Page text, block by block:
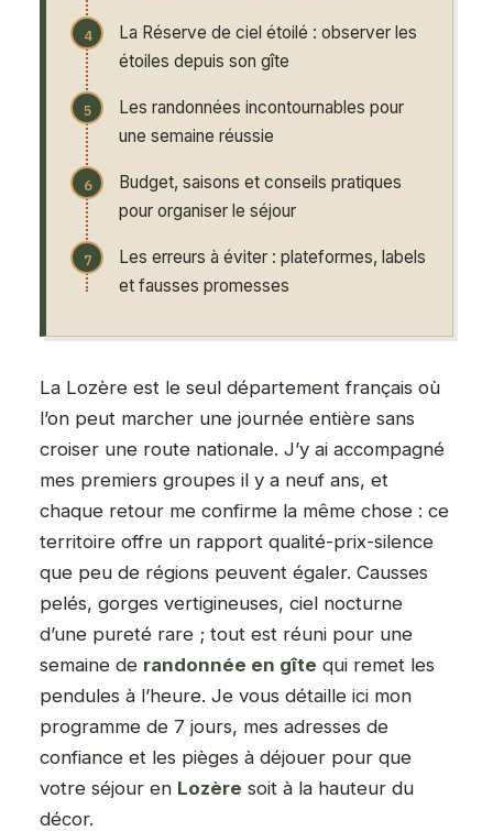
La Réserve de ciel étoilé : observer les
étoiles depuis son gîte
Les randonnées incontournables pour
une semaine réussie
Budget, saisons et conseils pratiques
pour organiser le séjour
Les erreurs à éviter : plateformes, labels
et fausses promesses
La Lozère est le seul département français où
l’on peut marcher une journée entière sans
croiser une route nationale. J’y ai accompagné
mes premiers groupes il y a neuf ans, et
chaque retour me confirme la même chose : ce
territoire offre un rapport qualité-prix-silence
que peu de régions peuvent égaler. Causses
pelés, gorges vertigineuses, ciel nocturne
d’une pureté rare ; tout est réuni pour une
semaine de randonnée en gîte qui remet les
pendules à l’heure. Je vous détaille ici mon
programme de 7 jours, mes adresses de
confiance et les pièges à déjouer pour que
votre séjour en Lozère soit à la hauteur du
décor.